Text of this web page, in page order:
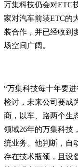
万集科技仍会对ETC
家对汽车前装ETC的
装合作，并已经收到
场空间广阔。
“万集科技每十年要
检讨，未来公司要成
商，以车、路两个生
领域26年的万集科技
统业务。他判断，自
存在技术瓶颈，且设